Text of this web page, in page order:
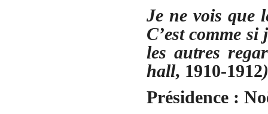
Je ne vois que
C’est comme si
les autres
hall, 1910-1912)
Présidence :